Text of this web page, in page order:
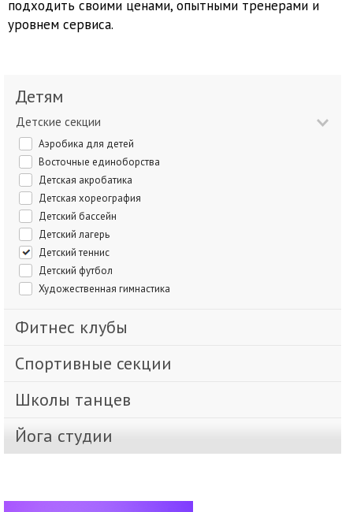
подходить своими ценами, опытными тренерами и
уровнем сервиса.
Детям
Детские секции
Аэробика для детей
Восточные единоборства
Детская акробатика
Детская хореография
Детский бассейн
Детский лагерь
Детский теннис
Детский футбол
Художественная гимнастика
Фитнес клубы
Спортивные секции
Школы танцев
Йога студии